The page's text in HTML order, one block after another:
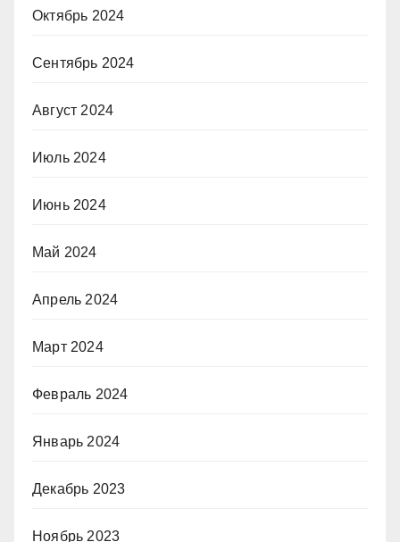
Октябрь 2024
Сентябрь 2024
Август 2024
Июль 2024
Июнь 2024
Май 2024
Апрель 2024
Март 2024
Февраль 2024
Январь 2024
Декабрь 2023
Ноябрь 2023